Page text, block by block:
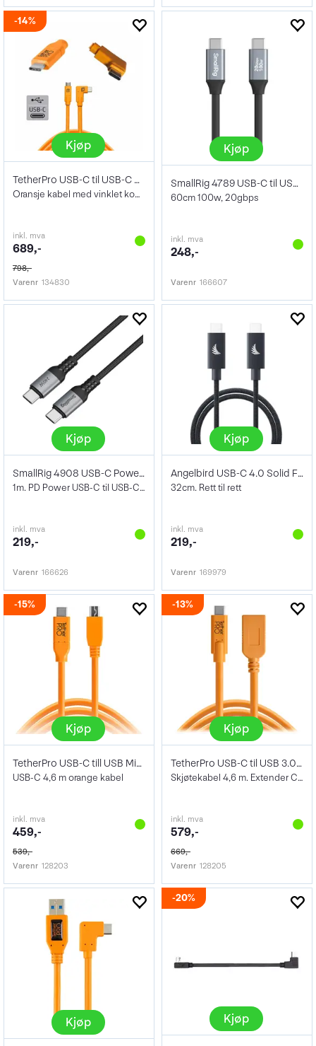
14%
Kjøp
TetherPro USB-C til USB-C 4,6m Vinklet
Oransje kabel med vinklet kontakt
inkl. mva
689,-
798,-
Varenr 134830
Kjøp
SmallRig 4789 USB-C til USB-C 60cm
60cm 100w, 20gbps
inkl. mva
248,-
Varenr 166607
Kjøp
SmallRig 4908 USB-C Power Cable 240W 1m
1m. PD Power USB-C til USB-C kabel
inkl. mva
219,-
Varenr 166626
Kjøp
Angelbird USB-C 4.0 Solid Flex Blue 32cm
32cm. Rett til rett
inkl. mva
219,-
Varenr 169979
15%
Kjøp
TetherPro USB-C till USB Mini B 5 Pin
USB-C 4,6 m orange kabel
inkl. mva
459,-
539,-
Varenr 128203
13%
Kjøp
TetherPro USB-C til USB 3.0 Female
Skjøtekabel 4,6 m. Extender Cable
inkl. mva
579,-
669,-
Varenr 128205
Kjøp
20%
Kjøp